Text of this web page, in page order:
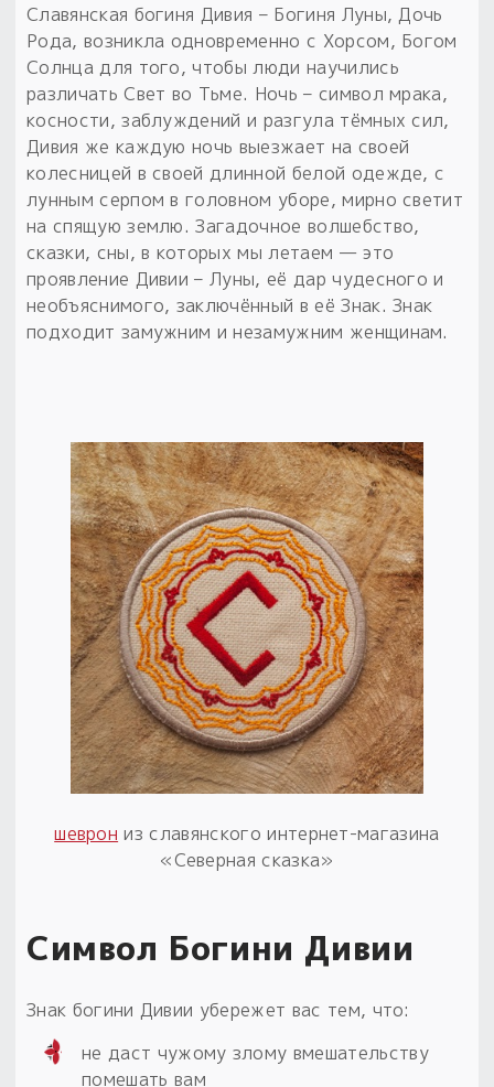
Славянская богиня Дивия – Богиня Луны, Дочь
Рода, возникла одновременно с Хорсом, Богом
Солнца для того, чтобы люди научились
различать Свет во Тьме. Ночь – символ мрака,
косности, заблуждений и разгула тёмных сил,
Дивия же каждую ночь выезжает на своей
колесницей в своей длинной белой одежде, с
лунным серпом в головном уборе, мирно светит
на спящую землю. Загадочное волшебство,
сказки, сны, в которых мы летаем — это
проявление Дивии – Луны, её дар чудесного и
необъяснимого, заключённый в её Знак. Знак
подходит замужним и незамужним женщинам.
шеврон из славянского интернет-магазина
«Северная сказка»
Символ Богини Дивии
Знак богини Дивии убережет вас тем, что:
не даст чужому злому вмешательству
помешать вам